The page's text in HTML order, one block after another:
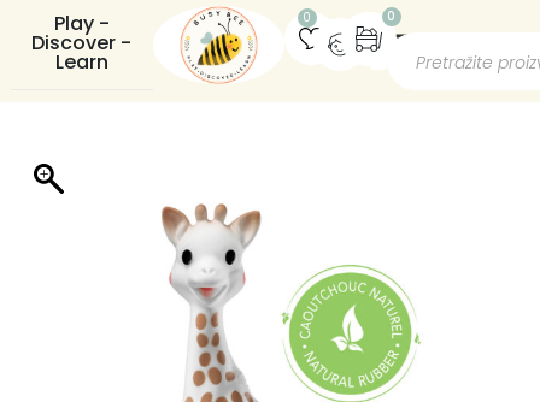
Play -
Discover -
Learn
0 0